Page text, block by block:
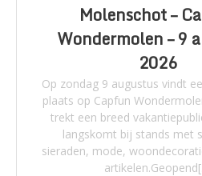
Molenschot –
Wondermolen – 9
2026
Op zondag 9 augustus vindt
plaats op Capfun
trekt een breed
langskomt bij stands met
sieraden, mode,